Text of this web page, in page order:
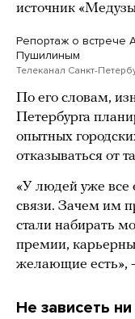
источник
Репортаж о встрече
Пушилиным
Телеканал Санкт-
По его словам,
Петербурга
опытных
отказываться от
«У людей уже все
связи. Зачем им
стали набирать
премии,
желающие есть»,
Не зависеть